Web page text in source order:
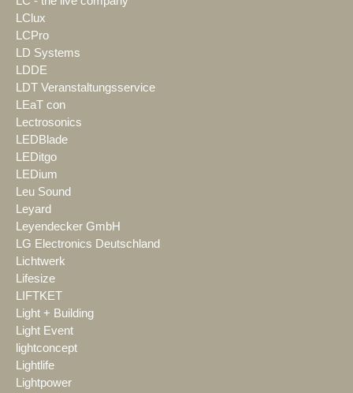
LClux
LCPro
LD Systems
LDDE
LDT Veranstaltungsservice
LEaT con
Lectrosonics
LEDBlade
LEDitgo
LEDium
Leu Sound
Leyard
Leyendecker GmbH
LG Electronics Deutschland
Lichtwerk
Lifesize
LIFTKET
Light + Building
Light Event
lightconcept
Lightlife
Lightpower